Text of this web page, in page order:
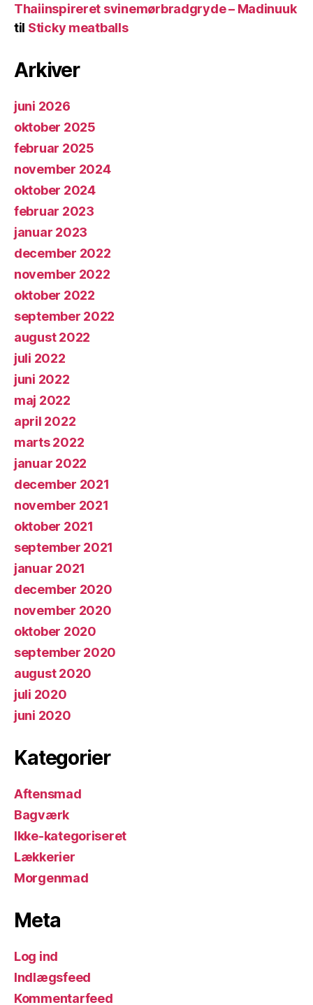
Thaiinspireret svinemørbradgryde – Madinuuk
til Sticky meatballs
Arkiver
juni 2026
oktober 2025
februar 2025
november 2024
oktober 2024
februar 2023
januar 2023
december 2022
november 2022
oktober 2022
september 2022
august 2022
juli 2022
juni 2022
maj 2022
april 2022
marts 2022
januar 2022
december 2021
november 2021
oktober 2021
september 2021
januar 2021
december 2020
november 2020
oktober 2020
september 2020
august 2020
juli 2020
juni 2020
Kategorier
Aftensmad
Bagværk
Ikke-kategoriseret
Lækkerier
Morgenmad
Meta
Log ind
Indlægsfeed
Kommentarfeed